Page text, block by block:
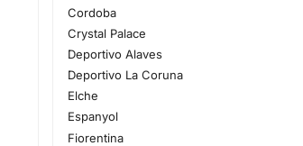
Cordoba
Crystal Palace
Deportivo Alaves
Deportivo La Coruna
Elche
Espanyol
Fiorentina